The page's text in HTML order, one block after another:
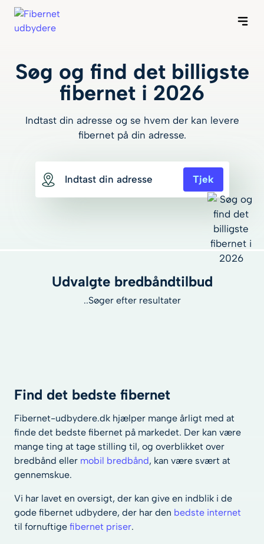
Søg og find det billigste
fibernet i 2026
Indtast din adresse og se hvem der kan levere
fibernet på din adresse.
Tjek
Udvalgte bredbåndtilbud
..Søger efter resultater
500 mbit/s
1000 mbit/s
Max pris pr. md
Find det bedste fibernet
Fibernet-udbydere.dk hjælper mange årligt med at
finde det bedste fibernet på markedet. Der kan være
mange ting at tage stilling til, og overblikket over
bredbånd eller mobil bredbånd, kan være svært at
gennemskue.
Vi har lavet en oversigt, der kan give en indblik i de
gode fibernet udbydere, der har den bedste internet
til fornuftige fibernet priser.